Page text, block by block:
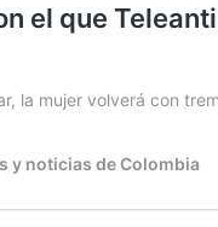
el que
la mujer volverá con
y noticias de Colombia